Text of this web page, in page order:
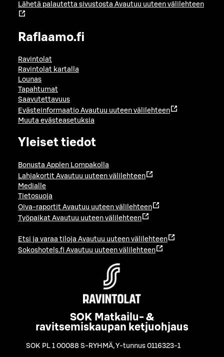
Lähetä palautetta sivustosta Avautuu uuteen välilehteen
Raflaamo.fi
Ravintolat
Ravintolat kartalla
Lounas
Tapahtumat
Saavutettavuus
Evästeinformaatio Avautuu uuteen välilehteen
Muuta evästeasetuksia
Yleiset tiedot
Bonusta Applen Lompakolla
Lahjakortit Avautuu uuteen välilehteen
Medialle
Tietosuoja
Oiva-raportit Avautuu uuteen välilehteen
Työpaikat Avautuu uuteen välilehteen
Etsi ja varaa tiloja Avautuu uuteen välilehteen
Sokoshotels.fi Avautuu uuteen välilehteen
SOK Matkailu- &
ravitsemiskaupan ketjuohjaus
SOK PL 1 00088 S-RYHMÄ,Y-tunnus 0116323-1